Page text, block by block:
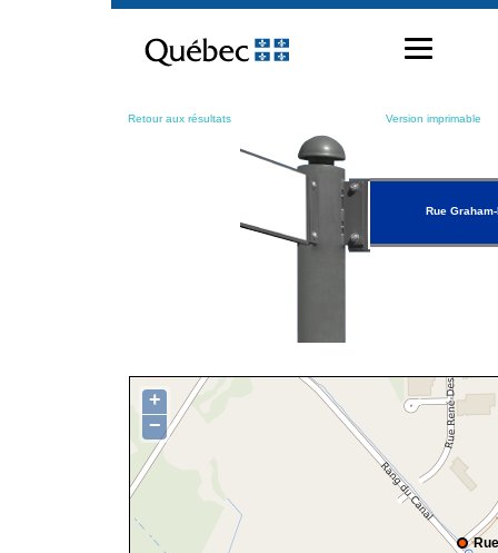
contenu
Retour aux résultats Version imprimable
Rue
+
−